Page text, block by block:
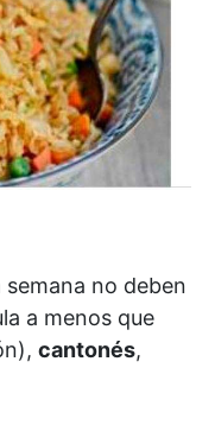
no deben
a menos que
cantonés,